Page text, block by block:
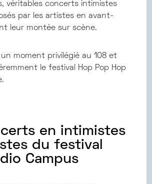
véritables concerts intimistes
par les artistes en avant-
leur montée sur scène.
un moment privilégié au 108 et
le festival Hop Pop Hop
en intimistes
du festival
Campus